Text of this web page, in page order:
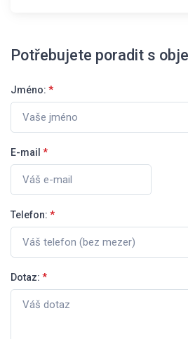
Potřebujete poradit s
Jméno: *
E-mail *
Telefon: *
Dotaz: *